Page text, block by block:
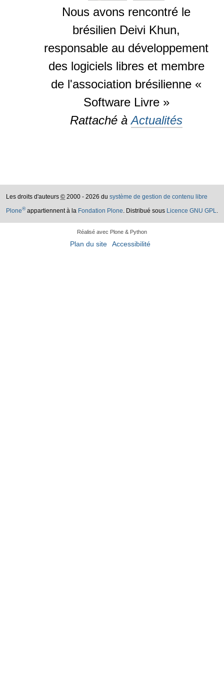
Nous avons rencontré le
brésilien Deivi Khun,
responsable au développement
des logiciels libres et membre
de l'association brésilienne «
Software Livre »
Rattaché à Actualités
Les droits d'auteurs © 2000 - 2026 du système de gestion de contenu libre
Plone®appartiennent à la Fondation Plone. Distribué sous Licence GNU GPL.
Réalisé avec Plone & Python
Plan du site Accessibilité